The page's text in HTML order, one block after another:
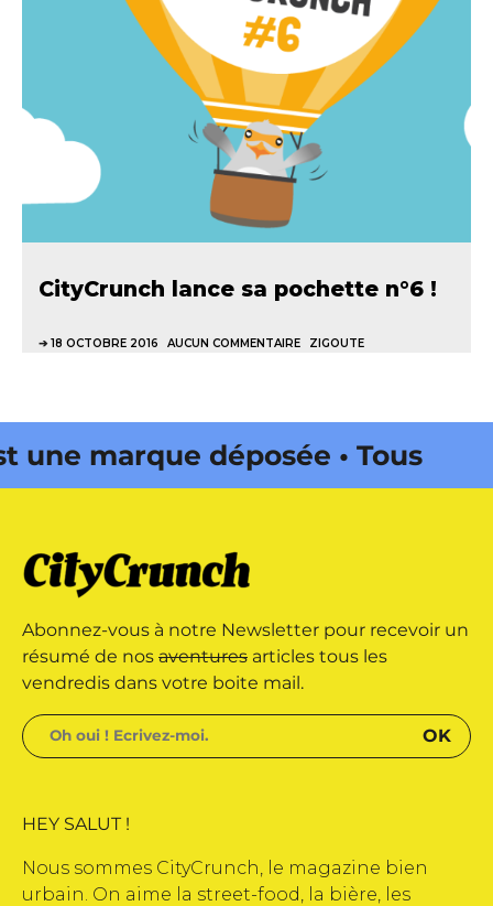
CityCrunch lance sa pochette n°6 !
18 OCTOBRE 2016 AUCUN COMMENTAIRE ZIGOUTE
marque déposée • Tous droits
marque déposée • Tous droits
édité par Buena Onda Web •
Abonnez-vous à notre Newsletter pour recevoir un
résumé de nos aventures articles tous les
vendredis dans votre boite mail.
HEY SALUT !
Nous sommes CityCrunch, le magazine bien
urbain. On aime la street-food, la bière, les